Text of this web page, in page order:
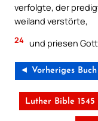
verfolgte, der
weiland verstörte,
24 und priesen
◄ Vorheriges Buch
Luther Bible 1545